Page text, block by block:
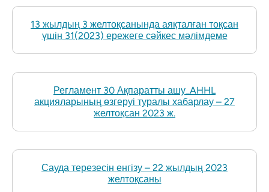
13 жылдың 3 желтоқсанында аяқталған тоқсан
үшін 31(2023) ережеге сәйкес мәлімдеме
Регламент 30 Ақпаратты ашу_AHHL
акцияларының өзгеруі туралы хабарлау – 27
желтоқсан 2023 ж.
Сауда терезесін енгізу – 22 жылдың 2023
желтоқсаны